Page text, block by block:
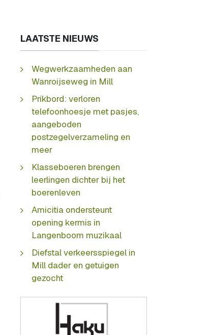
LAATSTE NIEUWS
Wegwerkzaamheden aan
Wanroijseweg in Mill
Prikbord: verloren
telefoonhoesje met pasjes,
aangeboden
postzegelverzameling en
meer
Klasseboeren brengen
leerlingen dichter bij het
boerenleven
Amicitia ondersteunt
opening kermis in
Langenboom muzikaal
Diefstal verkeersspiegel in
Mill dader en getuigen
gezocht